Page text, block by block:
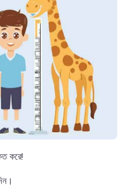
করে!